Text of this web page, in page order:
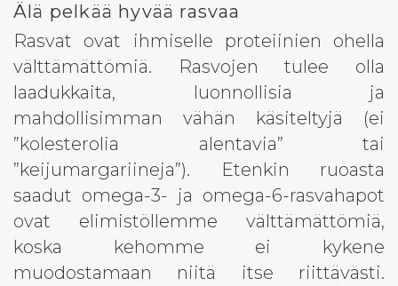
Älä pelkää hyvää rasvaa
Rasvat ovat ihmiselle proteiinien ohella
välttämättömiä. Rasvojen tulee olla
laadukkaita, luonnollisia ja
mahdollisimman vähän käsiteltyjä (ei
”kolesterolia alentavia” tai
”keijumargariineja”). Etenkin ruoasta
saadut omega-3- ja omega-6-rasvahapot
ovat elimistöllemme välttämättömiä,
koska kehomme ei kykene
muodostamaan niitä itse riittävästi.